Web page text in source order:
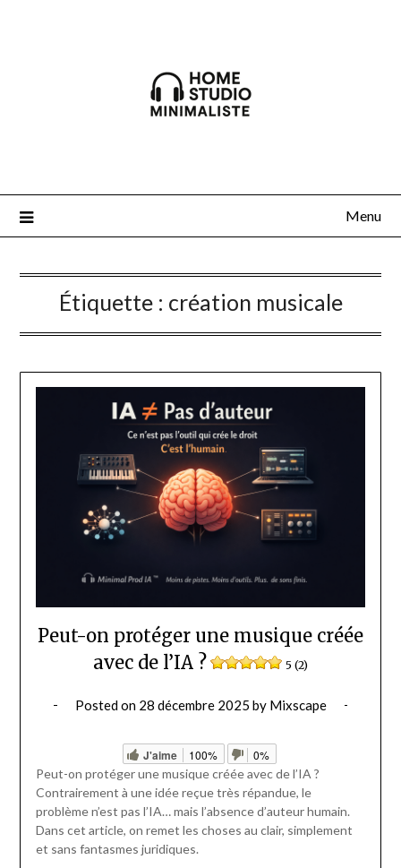
Menu
Étiquette : création musicale
Peut-on protéger une musique créée
avec de l’IA ?
5 (2)
Posted on 28 décembre 2025 by Mixscape
J'aime 100%
0%
Peut-on protéger une musique créée avec de l’IA ?
Contrairement à une idée reçue très répandue, le
problème n’est pas l’IA… mais l’absence d’auteur humain.
Dans cet article, on remet les choses au clair, simplement
et sans fantasmes juridiques.